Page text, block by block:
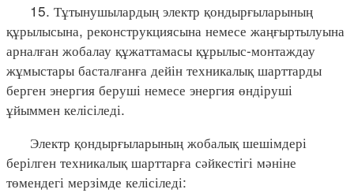
15. Тұтынушылардың электр қондырғыларының
құрылысына, реконструкциясына немесе жаңғыртылуына
арналған жобалау құжаттамасы құрылыс-монтаждау
жұмыстары басталғанға дейін техникалық шарттарды
берген энергия беруші немесе энергия өндіруші
ұйыммен келісіледі.
Электр қондырғыларының жобалық шешімдері
берілген техникалық шарттарға сәйкестігі мәніне
төмендегі мерзімде келісіледі: